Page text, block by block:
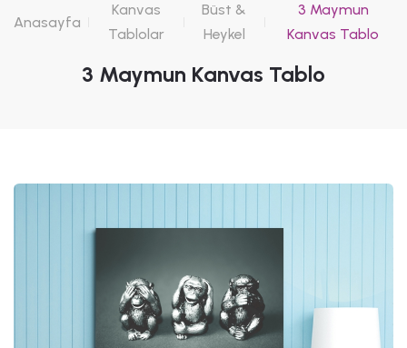
Anasayfa
Kanvas
Tablolar
Büst &
Heykel
3 Maymun
Kanvas Tablo
3 Maymun Kanvas Tablo